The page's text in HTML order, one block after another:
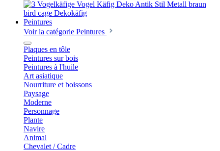
Peintures
Voir la catégorie Peintures
Plaques en tôle
Peintures sur bois
Peintures à l'huile
Art asiatique
Nourriture et boissons
Paysage
Moderne
Personnage
Plante
Navire
Animal
Chevalet / Cadre